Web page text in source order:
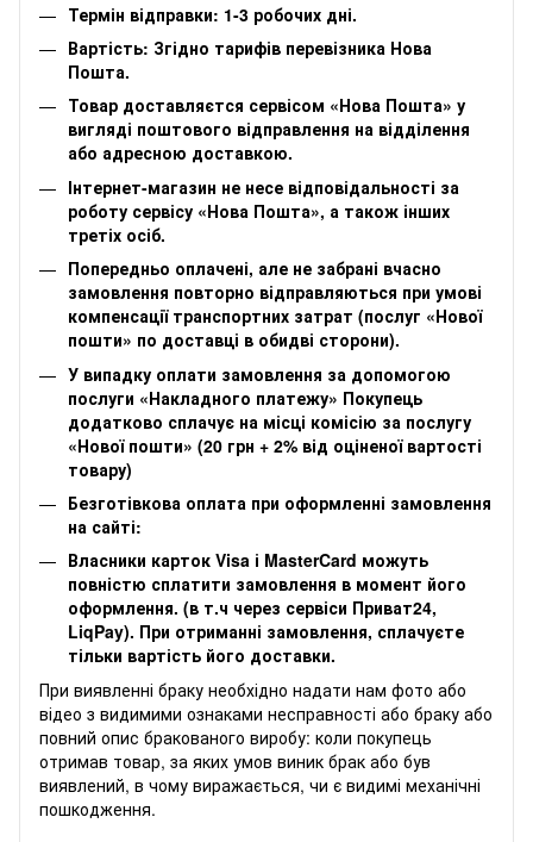
Термін відправки: 1-3 робочих дні.
Вартість: Згідно тарифів перевізника Нова
Пошта.
Товар доставляєтся сервісом «Нова Пошта» у
вигляді поштового відправлення на відділення
або адресною доставкою.
Інтернет-магазин не несе відповідальності за
роботу сервісу «Нова Пошта», а також інших
третіх осіб.
Попередньо оплачені, але не забрані вчасно
замовлення повторно відправляються при умові
компенсації транспортних затрат (послуг «Нової
пошти» по доставці в обидві сторони).
У випадку оплати замовлення за допомогою
послуги «Накладного платежу» Покупець
додатково сплачує на місці комісію за послугу
«Нової пошти» (20 грн + 2% від оціненої вартості
товару)
Безготівкова оплата при оформленні замовлення
на сайті:
Власники карток Visa і MasterCard можуть
повністю сплатити замовлення в момент його
оформлення. (в т.ч через сервіси Приват24,
LiqPay). При отриманні замовлення, сплачуєте
тільки вартість його доставки.
‌‌При виявленні браку необхідно надати нам фото або
відео з видимими ознаками несправності або браку або
повний опис бракованого виробу: коли покупець
отримав товар, за яких умов виник брак або був
виявлений, в чому виражається, чи є видимі механічні
пошкодження.